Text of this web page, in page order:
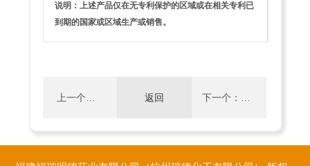
说明：上述产品仅在无专利保护的区域或在相关专利已
到期的国家或区域生产或销售。
上一个： 返回 下一个：